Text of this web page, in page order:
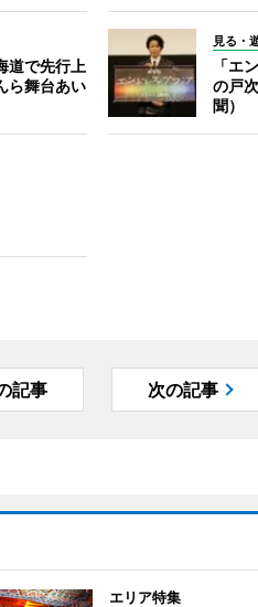
道で先行上
ら舞台あい
見る・
「エ
の戸
聞）
記事 次の記事
エリア特集